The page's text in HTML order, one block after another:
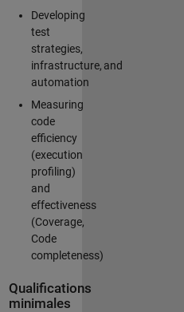
Developing
test
strategies,
infrastructure, and
automation
Measuring
code
efficiency
(execution
profiling)
and
effectiveness
(Coverage,
Code
completeness)
Qualifications
minimales